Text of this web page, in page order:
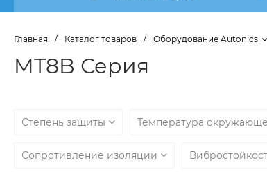
Главная / Каталог товаров / Оборудование Autonics
MT8B Серия
Степень защиты Температура
Сопротивление изоляции